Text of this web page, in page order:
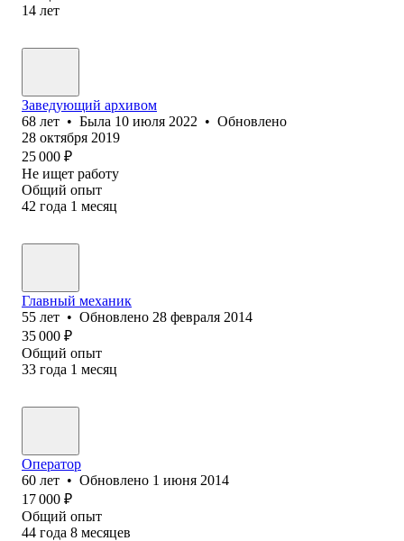
14 лет
Заведующий архивом
68 лет • Была 10 июля 2022 • Обновлено
28 октября 2019
25 000 ₽
Не ищет работу
Общий опыт
42 года 1 месяц
Главный механик
55 лет • Обновлено 28 февраля 2014
35 000 ₽
Общий опыт
33 года 1 месяц
Оператор
60 лет • Обновлено 1 июня 2014
17 000 ₽
Общий опыт
44 года 8 месяцев